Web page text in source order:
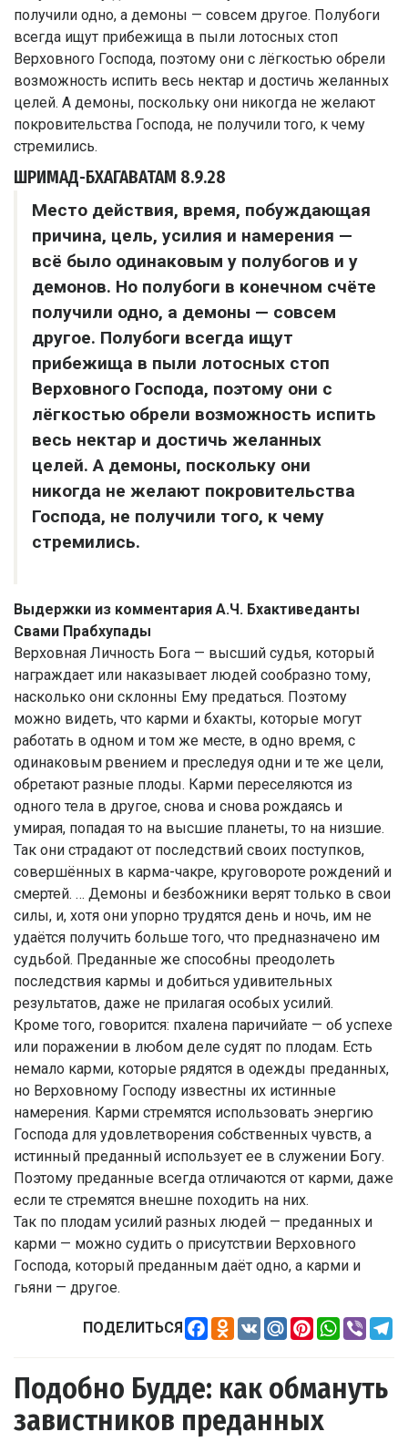
ШРИМАД-БХАГАВАТАМ 8.9.28
Место действия, время, побуждающая
причина, цель, усилия и намерения —
всё было одинаковым у полубогов и у
демонов. Но полубоги в конечном счёте
получили одно, а демоны — совсем
другое. Полубоги всегда ищут
прибежища в пыли лотосных стоп
Верховного Господа, поэтому они с
лёгкостью обрели возможность испить
весь нектар и достичь желанных
целей. А демоны, поскольку они
никогда не желают покровительства
Господа, не получили того, к чему
стремились.
Выдержки из комментария А.Ч. Бхактиведанты
Свами Прабхупады
Верховная Личность Бога — высший судья, который
награждает или наказывает людей сообразно тому,
насколько они склонны Ему предаться. Поэтому
можно видеть, что карми и бхакты, которые могут
работать в одном и том же месте, в одно время, с
одинаковым рвением и преследуя одни и те же цели,
обретают разные плоды. Карми переселяются из
одного тела в другое, снова и снова рождаясь и
умирая, попадая то на высшие планеты, то на низшие.
Так они страдают от последствий своих поступков,
совершённых в карма-чакре, круговороте рождений и
смертей. … Демоны и безбожники верят только в свои
силы, и, хотя они упорно трудятся день и ночь, им не
удаётся получить больше того, что предназначено им
судьбой. Преданные же способны преодолеть
последствия кармы и добиться удивительных
результатов, даже не прилагая особых усилий.
Кроме того, говорится: пхалена паричийате — об успехе
или поражении в любом деле судят по плодам. Есть
немало карми, которые рядятся в одежды преданных,
но Верховному Господу известны их истинные
намерения. Карми стремятся использовать энергию
Господа для удовлетворения собственных чувств, а
истинный преданный использует ее в служении Богу.
Поэтому преданные всегда отличаются от карми, даже
если те стремятся внешне походить на них.
Так по плодам усилий разных людей — преданных и
карми — можно судить о присутствии Верховного
Господа, который преданным даёт одно, а карми и
гьяни — другое.
ПОДЕЛИТЬСЯ Facebook
Odnoklassniki
VK Mail.RuPinterest
WhatsApp
Viber
Подобно Будде: как обмануть
завистников преданных